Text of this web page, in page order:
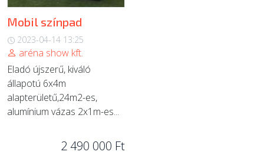
Mobil színpad
2023-04-14 13:25
aréna show kft.
Eladó újszerű, kiváló
állapotú 6x4m
alapterületű,24m2-es,
alumínium vázas 2x1m-es...
2 490 000 Ft